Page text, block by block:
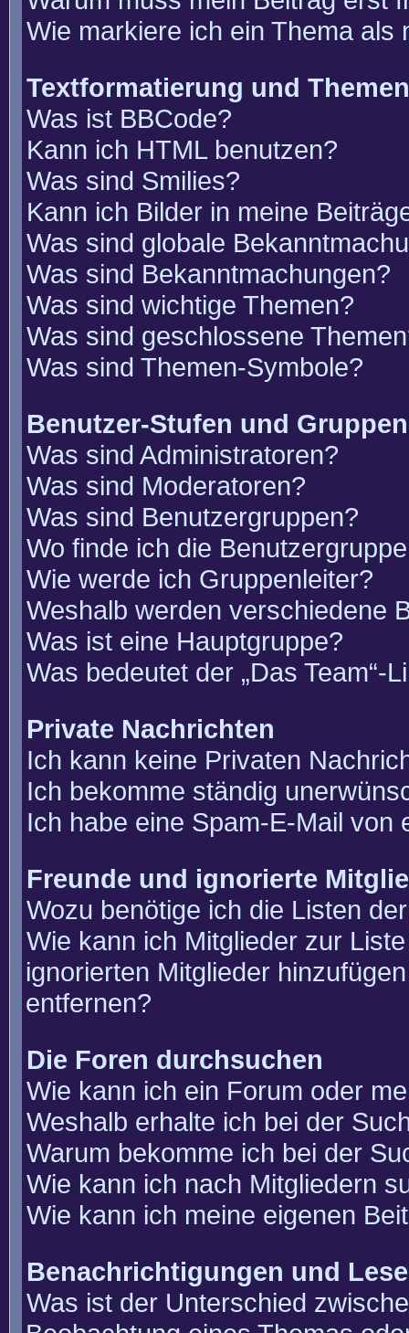
Wie markiere ich ein Thema als
Textformatierung und
Was ist BBCode?
Kann ich HTML benutzen?
Was sind Smilies?
Kann ich Bilder in meine
Was sind globale
Was sind Bekanntmachungen?
Was sind wichtige Themen?
Was sind geschlossene
Was sind Themen-Symbole?
Benutzer-Stufen und Gruppen
Was sind Administratoren?
Was sind Moderatoren?
Was sind Benutzergruppen?
Wo finde ich die
Wie werde ich Gruppenleiter?
Weshalb werden verschiedene
Was ist eine Hauptgruppe?
Was bedeutet der „Das Team“-
Private Nachrichten
Ich kann keine Privaten
Ich bekomme ständig
Ich habe eine Spam-E-Mail von
Freunde und ignorierte
Wozu benötige ich die Listen
Wie kann ich Mitglieder zur
ignorierten Mitglieder
entfernen?
Die Foren durchsuchen
Wie kann ich ein Forum oder
Weshalb erhalte ich bei der
Warum bekomme ich bei der
Wie kann ich nach Mitgliedern
Wie kann ich meine eigenen
Benachrichtigungen und
Was ist der Unterschied